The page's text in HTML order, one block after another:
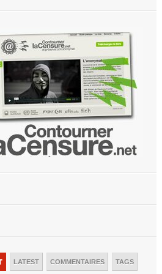
LATEST COMMENTAIRES TAGS